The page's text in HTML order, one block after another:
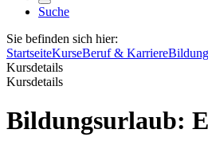
Suche
Sie befinden sich hier:
StartseiteKurseBeruf & Karriere
Kursdetails
Kursdetails
Bildungsurlaub: